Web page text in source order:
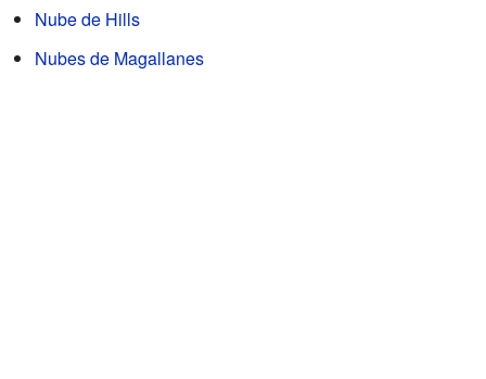
Nube de Hills
Nubes de Magallanes